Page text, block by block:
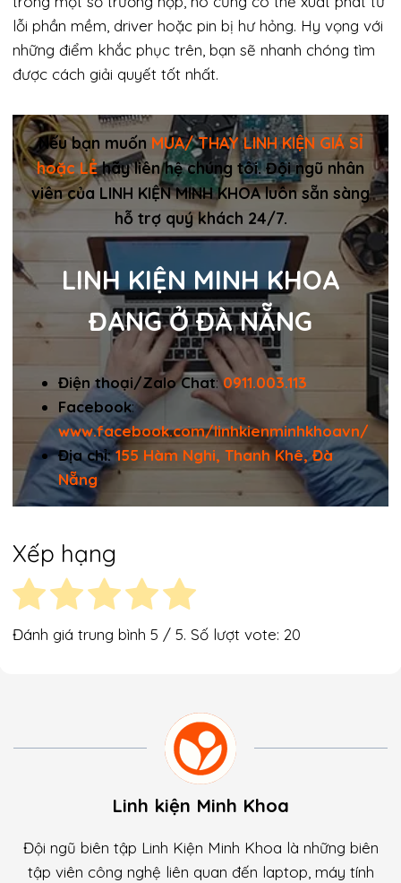
lỗi phần mềm, driver hoặc pin bị hư hỏng. Hy vọng với
những điểm khắc phục trên, bạn sẽ nhanh chóng tìm
được cách giải quyết tốt nhất.
Nếu bạn muốn MUA/ THAY LINH KIỆN GIÁ SỈ
hoặc LẺhãy liên hệ chúng tôi. Đội ngũ nhân
viên của LINH KIỆN MINH KHOA luôn sẵn sàng
hỗ trợ quý khách 24/7.
LINH KIỆN MINH KHOA
ĐANG Ở ĐÀ NẴNG
Điện thoại/Zalo Chat:0911.003.113
Facebook:
www.facebook.com/linhkienminhkhoavn/
Địa chỉ:155 Hàm Nghi, Thanh Khê, Đà
Nẵng
Xếp hạng
Đánh giá trung bình 5 / 5. Số lượt vote: 20
Linh kiện Minh Khoa
Đội ngũ biên tập Linh Kiện Minh Khoa là những biên
tập viên công nghệ liên quan đến laptop, máy tính